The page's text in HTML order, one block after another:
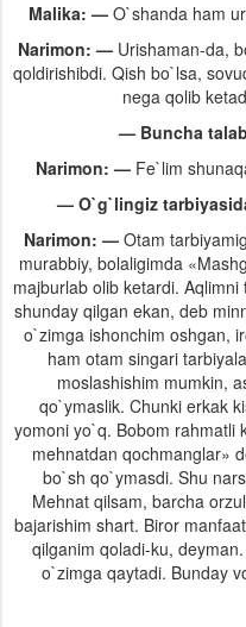
Malika: — O`shanda ham
Narimon: — Urishaman-da,
qoldirishibdi. Qish bo`lsa,
nega qolib
— Buncha
Narimon: — Fe`lim
— O`g`lingiz
Narimon: — Otam
murabbiy, bolaligimda
majburlab olib ketardi.
shunday qilgan ekan, deb
o`zimga ishonchim oshgan,
ham otam singari
moslashishim mumkin,
qo`ymaslik. Chunki erkak
yomoni yo`q. Bobom rahmatli
mehnatdan qochmanglar»
bo`sh qo`ymasdi. Shu
Mehnat qilsam, barcha
bajarishim shart. Biror
qilganim qoladi-ku,
o`zimga qaytadi. Bunday